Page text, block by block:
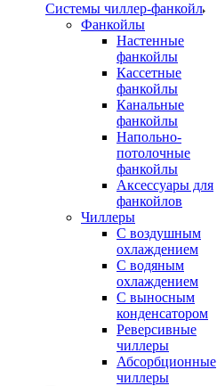
Системы чиллер-фанкойл
Фанкойлы
Настенные
фанкойлы
Кассетные
фанкойлы
Канальные
фанкойлы
Напольно-
потолочные
фанкойлы
Аксессуары для
фанкойлов
Чиллеры
С воздушным
охлаждением
С водяным
охлаждением
С выносным
конденсатором
Реверсивные
чиллеры
Абсорбционные
чиллеры